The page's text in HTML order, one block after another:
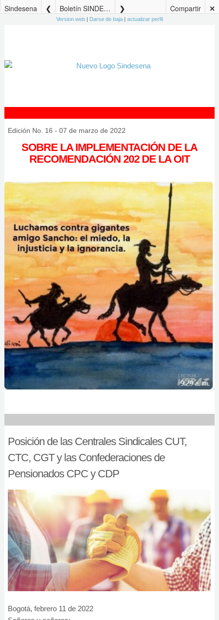
Sindesena Boletín SINDESENA Edición No. 16 – 07 de marzo de 2022 ✕
Compartir